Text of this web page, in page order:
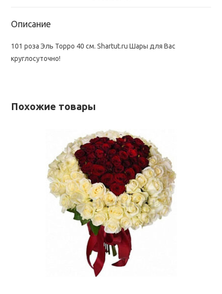
Описание
101 роза Эль Торро 40 см. Shartut.ru Шары для Вас
круглосуточно!
Похожие товары